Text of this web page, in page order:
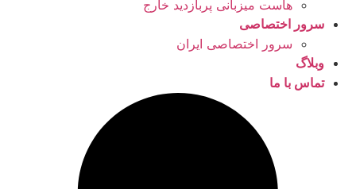
هاست میزبانی پربازدید خارج
سرور اختصاصی
سرور اختصاصی ایران
وبلاگ
تماس با ما